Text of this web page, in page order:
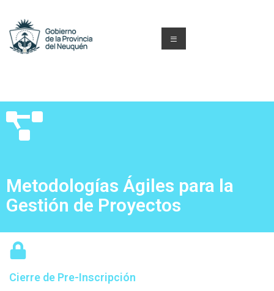
Metodologías Ágiles para la
Gestión de Proyectos
Cierre de Pre-Inscripción